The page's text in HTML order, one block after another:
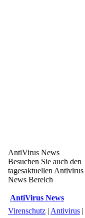
AntiVirus News
Besuchen Sie auch den
tagesaktuellen Antivirus
News Bereich
AntiVirus News
Virenschutz | Antivirus |